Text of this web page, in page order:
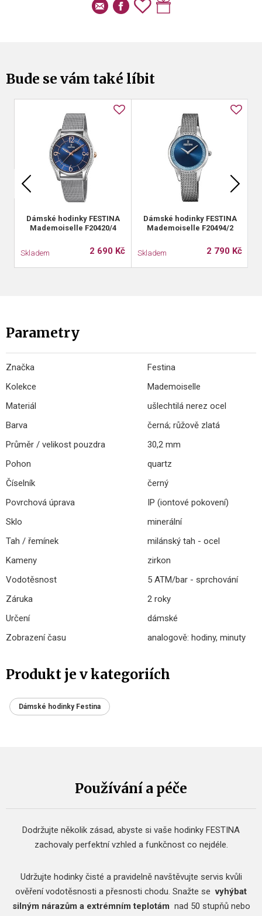
Bude se vám také líbit
Dámské hodinky FESTINA
Mademoiselle F20420/4
Skladem 2 690 Kč
Dámské hodinky FESTINA
Mademoiselle F20494/2
Skladem 2 790 Kč
Parametry
Značka
Festina
Kolekce
Mademoiselle
Materiál
ušlechtilá nerez ocel
Barva
černá; růžově zlatá
Průměr / velikost pouzdra
30,2 mm
Pohon
quartz
Číselník
černý
Povrchová úprava
IP (iontové pokovení)
Sklo
minerální
Tah / řemínek
milánský tah - ocel
Kameny
zirkon
Vodotěsnost
5 ATM/bar - sprchování
Záruka
2 roky
Určení
dámské
Zobrazení času
analogově: hodiny, minuty
Produkt je v kategoriích
Dámské hodinky Festina
Používání a péče
Dodržujte několik zásad, abyste si vaše hodinky FESTINA
zachovaly perfektní vzhled a funkčnost co nejdéle.
Udržujte hodinky čisté a pravidelně navštěvujte servis kvůli
ověření vodotěsnosti a přesnosti chodu. Snažte sevyhýbat
silným nárazům a extrémním teplotám nad 50 stupňů nebo